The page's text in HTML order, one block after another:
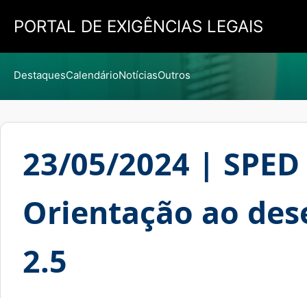
PORTAL DE EXIGÊNCIAS LEGAIS
DestaquesCalendárioNotíciasOutros
23/05/2024 |
Orientação ao
2.5